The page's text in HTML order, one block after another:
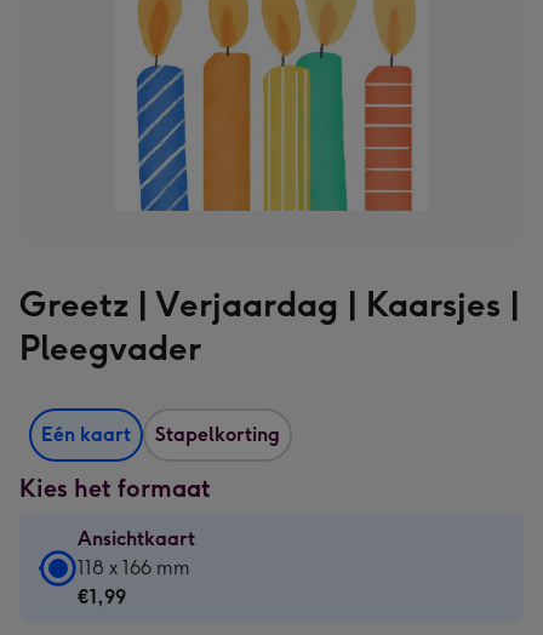
Greetz | Verjaardag | Kaarsjes |
Pleegvader
Eén kaart Stapelkorting
Kies het formaat
Ansichtkaart
Ansichtkaart
-
118 x 166 mm
€1,99